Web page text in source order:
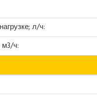
л/ч:
м3/ч: